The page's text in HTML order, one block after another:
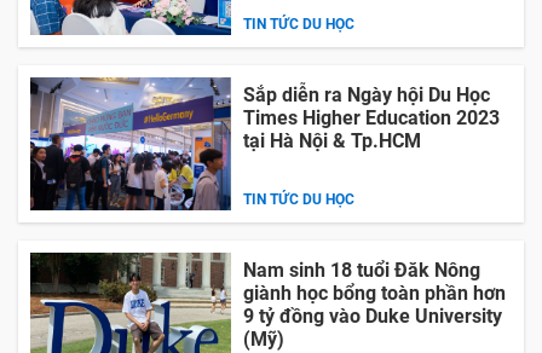
TIN TỨC DU HỌC
Sắp diễn ra Ngày hội Du Học
Times Higher Education 2023
tại Hà Nội & Tp.HCM
TIN TỨC DU HỌC
Nam sinh 18 tuổi Đăk Nông
giành học bổng toàn phần hơn
9 tỷ đồng vào Duke University
(Mỹ)